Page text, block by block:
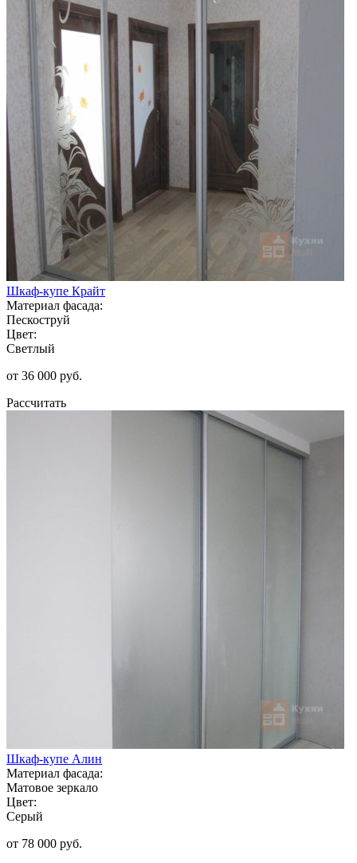
Шкаф-купе Крайт
Материал фасада:
Пескоструй
Цвет:
Светлый
от 36 000 руб.
Рассчитать
Шкаф-купе Алин
Материал фасада:
Матовое зеркало
Цвет:
Серый
от 78 000 руб.